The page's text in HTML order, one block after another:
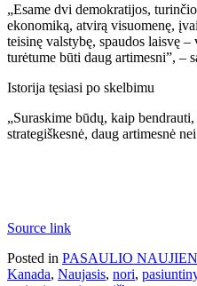
„Esame dvi demokratijos,
ekonomiką, atvirą visuomenę,
teisinę valstybę, spaudos laisvę
turėtume būti daug artimesni”, –
Istorija tęsiasi po skelbimu
„Suraskime būdų, kaip
strategiškesnė, daug artimesnė
Source link
Posted in PASAULIO
Kanada, Naujasis, nori,